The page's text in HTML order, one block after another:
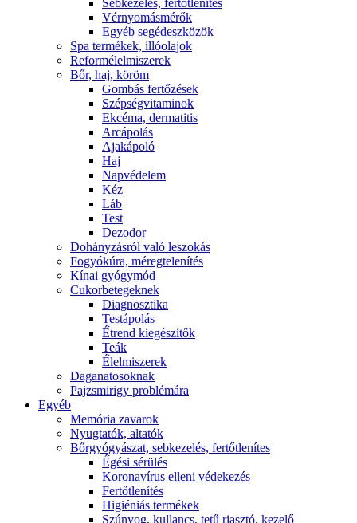
Sebkezelés, fertőtlenítés
Vérnyomásmérők
Egyéb segédeszközök
Spa termékek, illóolajok
Reformélelmiszerek
Bőr, haj, köröm
Gombás fertőzések
Szépségvitaminok
Ekcéma, dermatitis
Arcápolás
Ajakápoló
Haj
Napvédelem
Kéz
Láb
Test
Dezodor
Dohányzásról való leszokás
Fogyókúra, méregtelenítés
Kínai gyógymód
Cukorbetegeknek
Diagnosztika
Testápolás
É́trend kiegészítők
Teák
É́lelmiszerek
Daganatosoknak
Pajzsmirigy problémára
Egyéb
Memória zavarok
Nyugtatók, altatók
Bőrgyógyászat, sebkezelés, fertőtlenítes
É́gési sérülés
Koronavírus elleni védekezés
Fertőtlenítés
Higiéniás termékek
Szúnyog, kullancs, tetű riasztó, kezelő